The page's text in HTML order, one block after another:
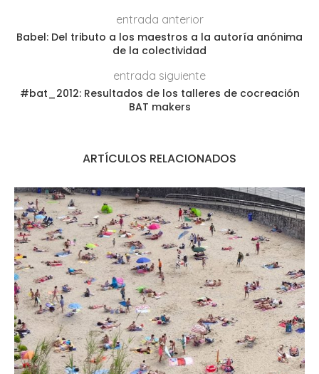
entrada anterior
Babel: Del tributo a los maestros a la autoría anónima
de la colectividad
entrada siguiente
#bat_2012: Resultados de los talleres de cocreación
BAT makers
ARTÍCULOS RELACIONADOS